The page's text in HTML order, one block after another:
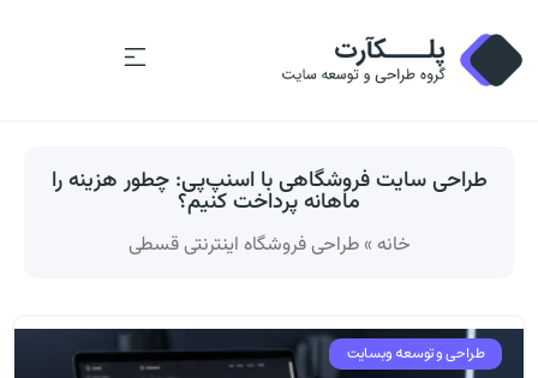
طراحی سایت فروشگاهی با اسنپ‌پی: چطور هزینه را
ماهانه پرداخت کنیم؟
خانه »طراحی فروشگاه اینترنتی قسطی
طراحی و توسعه وبسایت